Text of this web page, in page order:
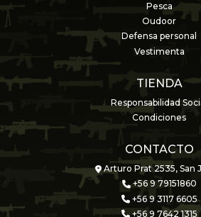
Pesca
Oudoor
Defensa personal
Vestimenta
TIENDA
Responsabilidad
Condiciones
CONTACTO
Arturo Prat 2535, San
+56 9 79151860
+56 9 3117 6605
+56 9 7642 1315